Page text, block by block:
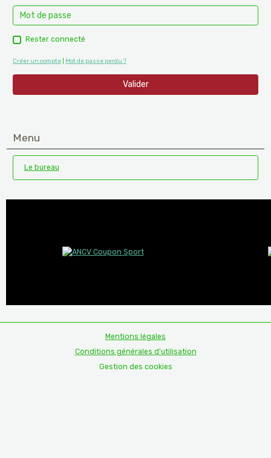
Rester connecté
Créer un compte Mot de passe perdu ?
Valider
Menu
Le bureau
Mentions légales
Conditions générales d'utilisation
Gestion des cookies